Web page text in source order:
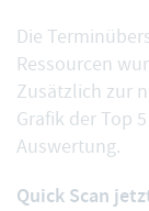
Die
Ressourcen
Zusätzlich zur
Grafik der Top
Auswertung.
Quick Scan